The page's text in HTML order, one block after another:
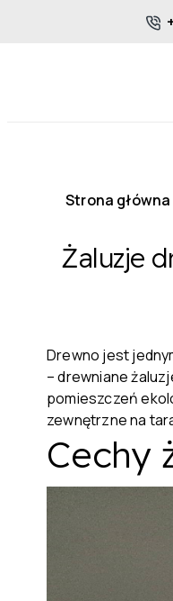
Strona główna
Żaluzje
Drewno jest
– drewniane
pomieszczeń
zewnętrzne na
Cechy